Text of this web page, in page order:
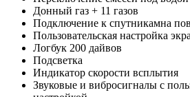
Донный газ + 11 газов
Подключение к спутникамна
Пользовательская настройка
Логбук 200 дайвов
Подсветка
Индикатор скорости всплытия
Звуковые и вибросигналы с